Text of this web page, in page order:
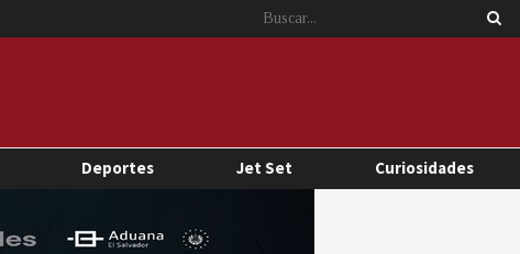
Deportes Jet Set Curiosidades